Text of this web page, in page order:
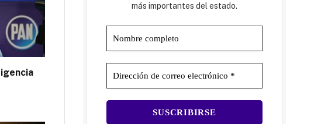
más importantes del estado.